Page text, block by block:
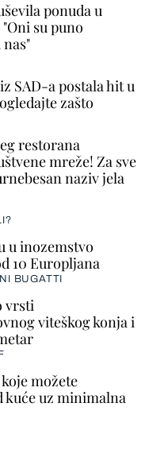
ponuda u
su puno
SAD-a postala hit u
zašto
restorana
mreže! Za sve
naziv jela
u inozemstvo
10 Europljana
BUGATTI
vrsti
viteškog konja i
možete
kuće uz minimalna